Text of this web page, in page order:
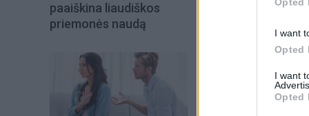
I want
Opted
I want
Opted
paaiškina liaudiškos
priemonės naudą